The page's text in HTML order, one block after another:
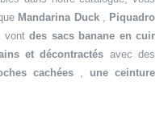
Mandarina Duck, Piquadro
vontdes sacs banane en cuir
et décontractés avec des
cachées
une ceinture